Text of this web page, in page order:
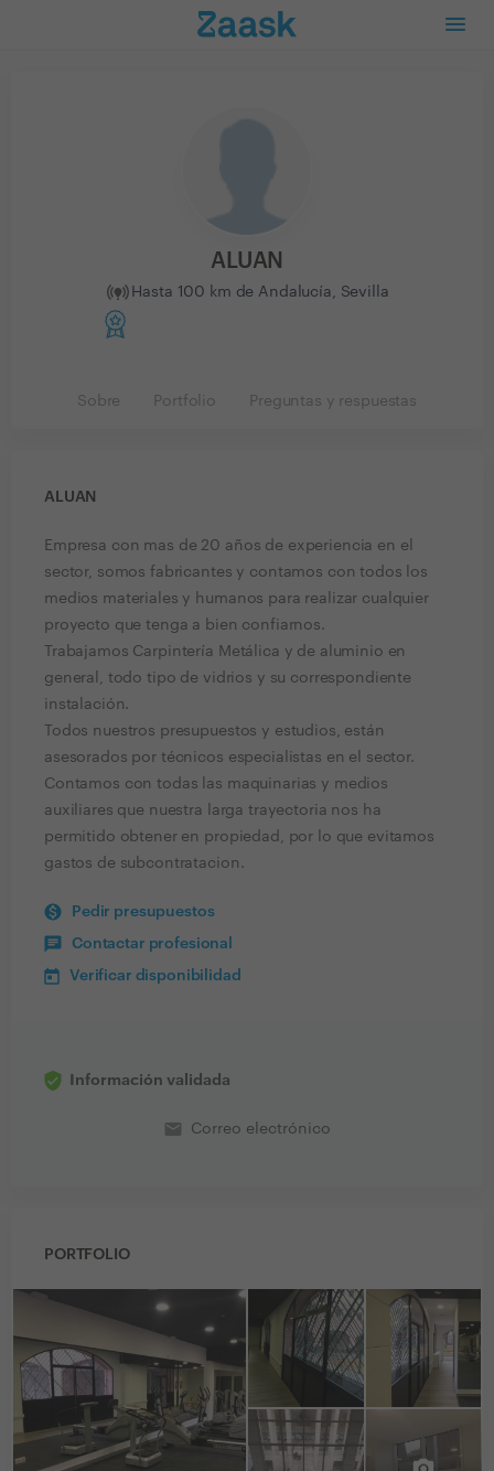
ALUAN
Hasta 100 km de Andalucía, Sevilla
Sobre Portfolio Preguntas y respuestas
ALUAN
Empresa con mas de 20 años de experiencia en el
sector, somos fabricantes y contamos con todos los
medios materiales y humanos para realizar cualquier
proyecto que tenga a bien confiarnos.
Trabajamos Carpintería Metálica y de aluminio en
general, todo tipo de vidrios y su correspondiente
instalación.
Todos nuestros presupuestos y estudios, están
asesorados por técnicos especialistas en el sector.
Contamos con todas las maquinarias y medios
auxiliares que nuestra larga trayectoria nos ha
permitido obtener en propiedad, por lo que evitamos
gastos de subcontratacion.
Pedir presupuestos
Contactar profesional
Verificar disponibilidad
Información validada
email Correo electrónico
PORTFOLIO